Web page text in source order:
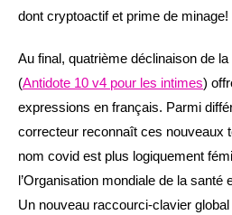
dont cryptoactif et prime de minage!
Au final, quatrième déclinaison de la
(Antidote 10 v4 pour les intimes)
expressions en français. Parmi
correcteur reconnaît ces nouveaux
nom covid est plus logiquement
l’Organisation mondiale de la santé
Un nouveau raccourci-clavier